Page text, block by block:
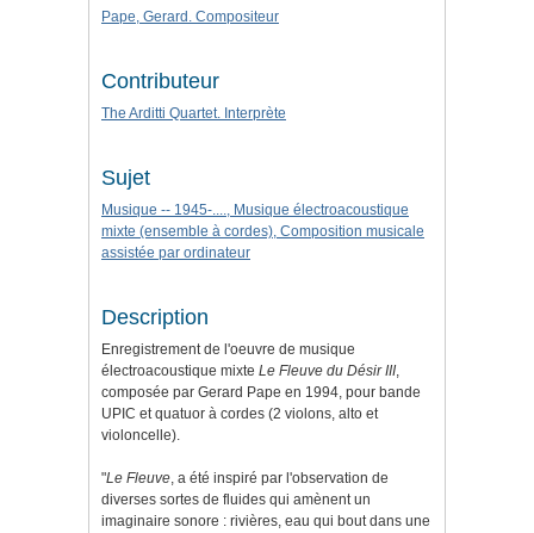
Pape, Gerard. Compositeur
Contributeur
The Arditti Quartet. Interprète
Sujet
Musique -- 1945-...., Musique électroacoustique
mixte (ensemble à cordes), Composition musicale
assistée par ordinateur
Description
Enregistrement de l'oeuvre de musique
électroacoustique mixte Le Fleuve du Désir III,
composée par Gerard Pape en 1994, pour bande
UPIC et quatuor à cordes (2 violons, alto et
violoncelle).
"Le Fleuve, a été inspiré par l'observation de
diverses sortes de fluides qui amènent un
imaginaire sonore : rivières, eau qui bout dans une